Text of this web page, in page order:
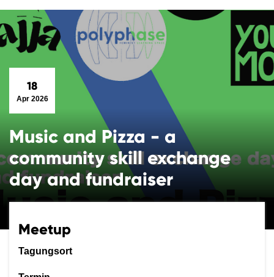
18
Apr 2026
Music and Pizza - a
community skill exchange
day and fundraiser
Meetup
Tagungsort